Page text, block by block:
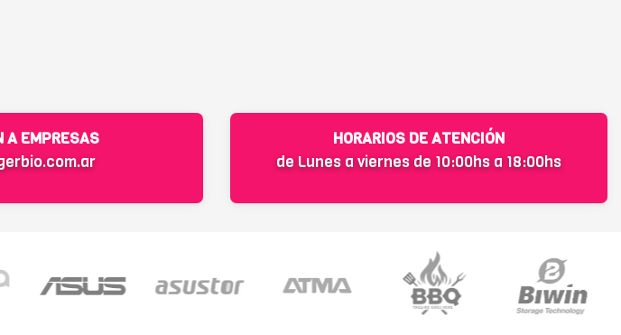
A EMPRESAS
HORARIOS DE ATENCIÓN
de Lunes a viernes de 10:00hs a 18:00hs